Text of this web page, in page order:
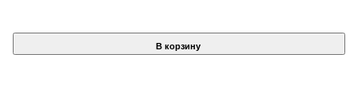
В корзину